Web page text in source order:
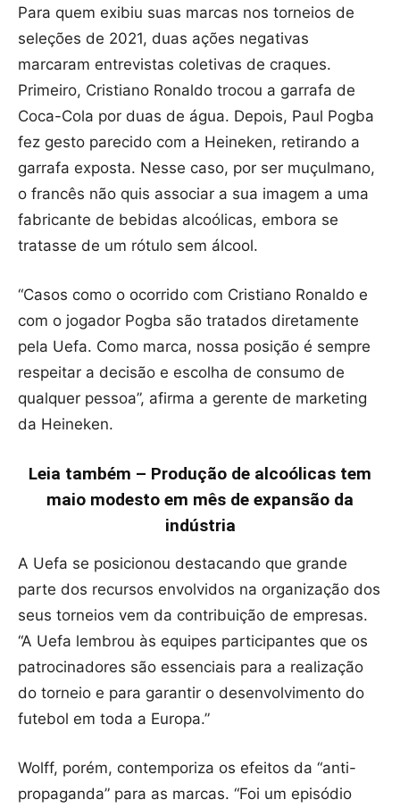
Para quem exibiu suas marcas nos torneios de
seleções de 2021, duas ações negativas
marcaram entrevistas coletivas de craques.
Primeiro, Cristiano Ronaldo trocou a garrafa de
Coca-Cola por duas de água. Depois, Paul Pogba
fez gesto parecido com a Heineken, retirando a
garrafa exposta. Nesse caso, por ser muçulmano,
o francês não quis associar a sua imagem a uma
fabricante de bebidas alcoólicas, embora se
tratasse de um rótulo sem álcool.
“Casos como o ocorrido com Cristiano Ronaldo e
com o jogador Pogba são tratados diretamente
pela Uefa. Como marca, nossa posição é sempre
respeitar a decisão e escolha de consumo de
qualquer pessoa”, afirma a gerente de marketing
da Heineken.
Leia também – Produção de alcoólicas tem
maio modesto em mês de expansão da
indústria
A Uefa se posicionou destacando que grande
parte dos recursos envolvidos na organização dos
seus torneios vem da contribuição de empresas.
“A Uefa lembrou às equipes participantes que os
patrocinadores são essenciais para a realização
do torneio e para garantir o desenvolvimento do
futebol em toda a Europa.”
Wolff, porém, contemporiza os efeitos da “anti-
propaganda” para as marcas. “Foi um episódio